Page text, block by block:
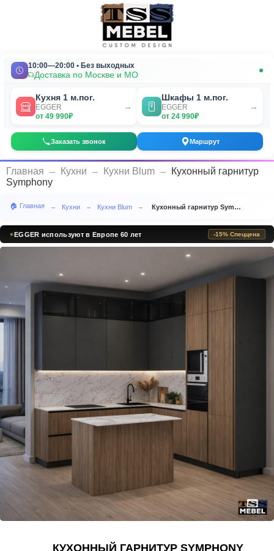
10:00—20:00 • Без выходных
Доставка по Москве и МО
Кухня 1 м.пог.
EGGER
от 49 990₽
→
Шкафы 1 м.пог.
EGGER
от 24 990₽
→
Заказать звонок Маршрут
Главная Кухни Кухни Blum
Кухонный гарнитур
Symphony
🏠 Главная → Кухни → Кухни Blum → Кухонный гарнитур Symphony
✦EGGER используют в Европе 60 лет -15% Спеццена
КУХОННЫЙ ГАРНИТУР SYMPHONY